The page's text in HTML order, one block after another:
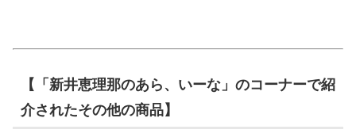
【「新井恵理那のあら、いーな」のコーナーで紹
介されたその他の商品】